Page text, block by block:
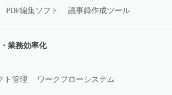
PDF編集ソフト 議事録作成ツール
業務効率化
ト管理
ワークフローシステム